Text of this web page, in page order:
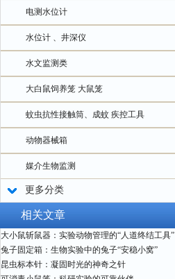
电测水位计
水位计 、井深仪
水文监测类
大白鼠饲养笼 大鼠笼
蚊虫抗性接触筒、成蚊 疾控工具
动物器械箱
媒介生物监测
更多分类
相关文章
大小鼠斩鼠器：实验动物管理的“人道终结工具”
兔子固定箱：生物实验中的兔子“安稳小窝”
昆虫标本针：凝固时光的神奇之针